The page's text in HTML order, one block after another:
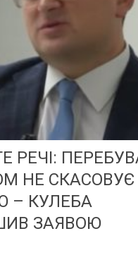
РЕЧІ:
НЕ
– КУЛЕБА
ЗАЯВОЮ